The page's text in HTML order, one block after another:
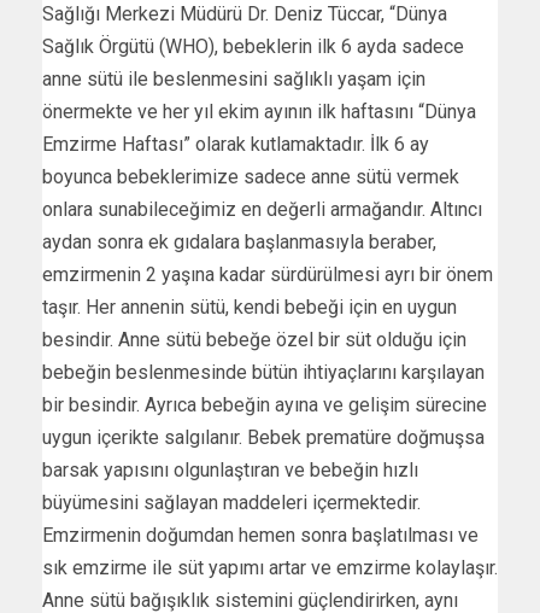
Sağlığı Merkezi Müdürü Dr. Deniz Tüccar, “Dünya
Sağlık Örgütü (WHO), bebeklerin ilk 6 ayda sadece
anne sütü ile beslenmesini sağlıklı yaşam için
önermekte ve her yıl ekim ayının ilk haftasını “Dünya
Emzirme Haftası” olarak kutlamaktadır. İlk 6 ay
boyunca bebeklerimize sadece anne sütü vermek
onlara sunabileceğimiz en değerli armağandır. Altıncı
aydan sonra ek gıdalara başlanmasıyla beraber,
emzirmenin 2 yaşına kadar sürdürülmesi ayrı bir önem
taşır. Her annenin sütü, kendi bebeği için en uygun
besindir. Anne sütü bebeğe özel bir süt olduğu için
bebeğin beslenmesinde bütün ihtiyaçlarını karşılayan
bir besindir. Ayrıca bebeğin ayına ve gelişim sürecine
uygun içerikte salgılanır. Bebek prematüre doğmuşsa
barsak yapısını olgunlaştıran ve bebeğin hızlı
büyümesini sağlayan maddeleri içermektedir.
Emzirmenin doğumdan hemen sonra başlatılması ve
sık emzirme ile süt yapımı artar ve emzirme kolaylaşır.
Anne sütü bağışıklık sistemini güçlendirirken, aynı